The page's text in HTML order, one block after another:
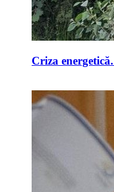
Criza